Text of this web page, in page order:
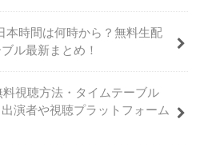
本時間は何時から？無料生配
ル最新まとめ！
料視聴方法・タイムテーブル
演者や視聴プラットフォーム